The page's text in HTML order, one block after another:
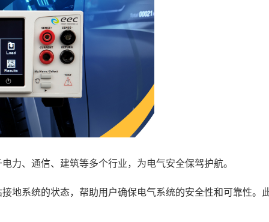
力、通信、建筑等多个行业，为电气安全保驾护航。
地系统的状态，帮助用户确保电气系统的安全性和可靠性。